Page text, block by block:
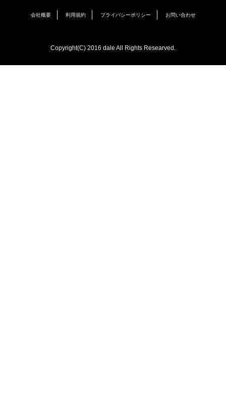
会社概要 利用規約 プライバシーポリシー お問い合わせ
Copyright(C) 2016 dale All Rights Researved.